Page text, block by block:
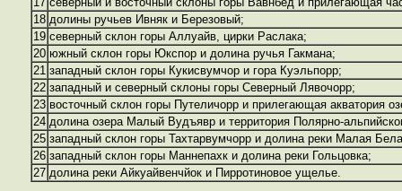
18 долины ручьев Ивняк и Березовый;
19 северный склон горы Аллуайв, цирки Раслака;
20 южный склон горы Юкспор и долина ручья Гакмана;
21 западный склон горы Кукисвумчор и гора Куэльпорр;
22 западный и северный склоны горы Северный Лявочорр;
23 восточный склон горы Путеличорр и прилегающая акватория
24 долина озера Малый Вудъявр и территория Полярно-
25 западный склон горы Тахтарвумчорр и долина реки Малая
26 западный склон горы Маннепахк и долина реки Гольцовка;
27 долина реки Айкуайвенчйок и Пирротиновое ущелье.